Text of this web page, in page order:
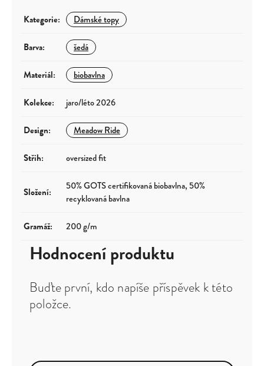
Kategorie: Dámské topy
Barva: šedá
Materiál: biobavlna
Kolekce: jaro/léto 2026
Design: Meadow Ride
Střih: oversized fit
Složení:
50% GOTS certifikovaná biobavlna, 50%
recyklovaná bavlna
Gramáž: 200 g/m
Hodnocení produktu
Buďte první, kdo napíše příspěvek k této
položce.